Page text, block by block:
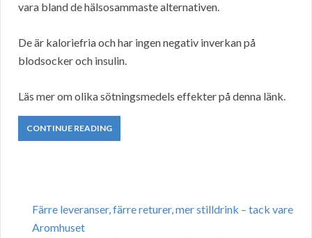
vara bland de hälsosammaste alternativen.
De är kaloriefria och har ingen negativ inverkan på
blodsocker och insulin.
Läs mer om olika sötningsmedels effekter på denna länk.
CONTINUE READING
Färre leveranser, färre returer, mer stilldrink – tack vare
Aromhuset